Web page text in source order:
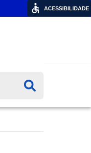
ACESSIBILIDADE